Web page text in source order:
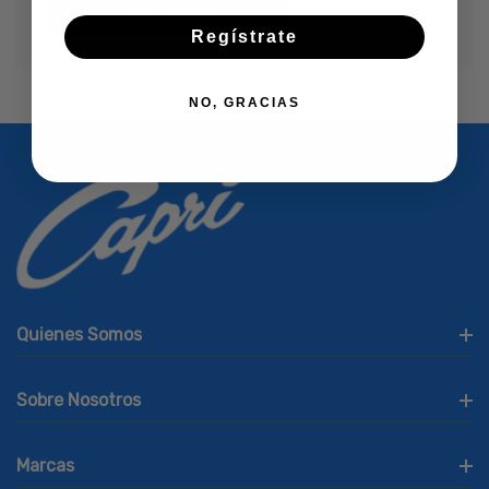
Crear Cuenta
Quienes Somos
Sobre Nosotros
Marcas
Regístrate
NO, GRACIAS